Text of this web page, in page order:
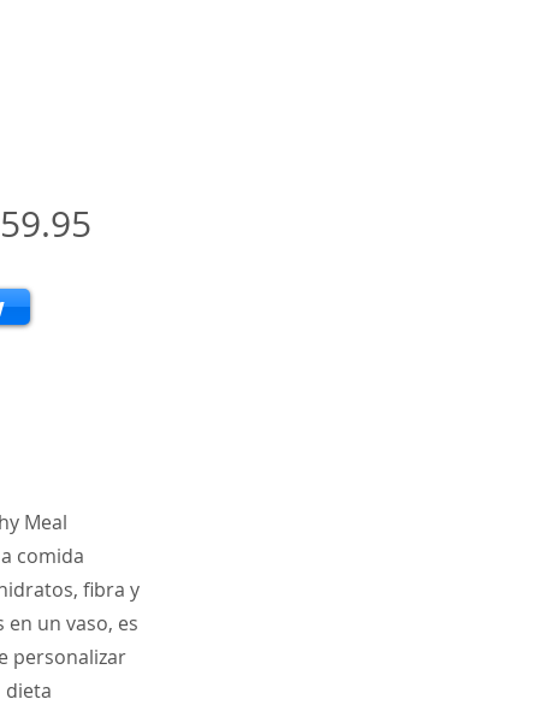
Meal
comida
fibra y
un vaso, es
personalizar
dieta